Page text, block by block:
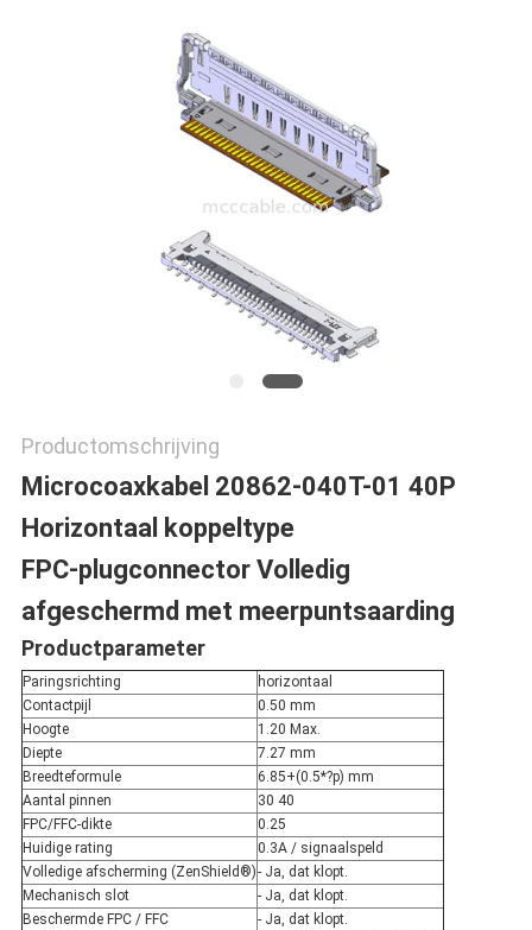
PRIVACYBELEID
Productomschrijving
Microcoaxkabel 20862-040T-01 40P
Horizontaal koppeltype
FPC-plugconnector Volledig
afgeschermd met meerpuntsaarding
Productparameter
Paringsrichting
horizontaal
Contactpijl
0.50 mm
Hoogte
1.20 Max.
Diepte
7.27 mm
Breedteformule
6.85+(0.5*?p) mm
Aantal pinnen
30 40
FPC/FFC-dikte
0.25
Huidige rating
0.3A / signaalspeld
Volledige afscherming (ZenShield®)- Ja, dat klopt.
Mechanisch slot
- Ja, dat klopt.
Beschermde FPC / FFC
- Ja, dat klopt.